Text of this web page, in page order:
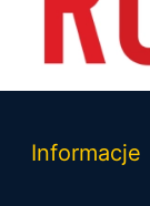
Informacje